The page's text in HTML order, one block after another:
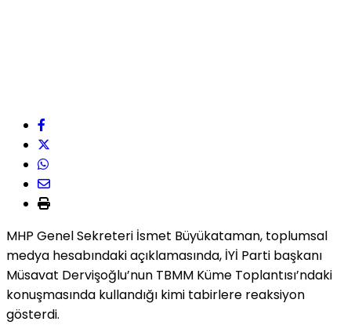
MHP Genel Sekreteri İsmet Büyükataman, toplumsal
medya hesabındaki açıklamasında, İYİ Parti başkanı
Müsavat Dervişoğlu’nun TBMM Küme Toplantısı’ndaki
konuşmasında kullandığı kimi tabirlere reaksiyon
gösterdi.